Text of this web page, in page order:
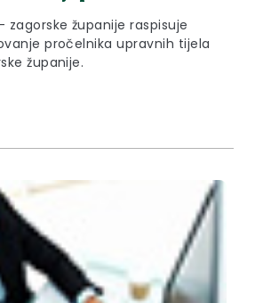
zagorske županije raspisuje
pročelnika upravnih tijela
županije.